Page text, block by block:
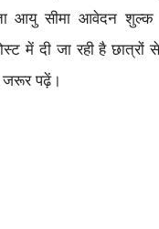
आयु सीमा आवेदन शुल्क
में दी जा रही है
जरूर पढ़ें।